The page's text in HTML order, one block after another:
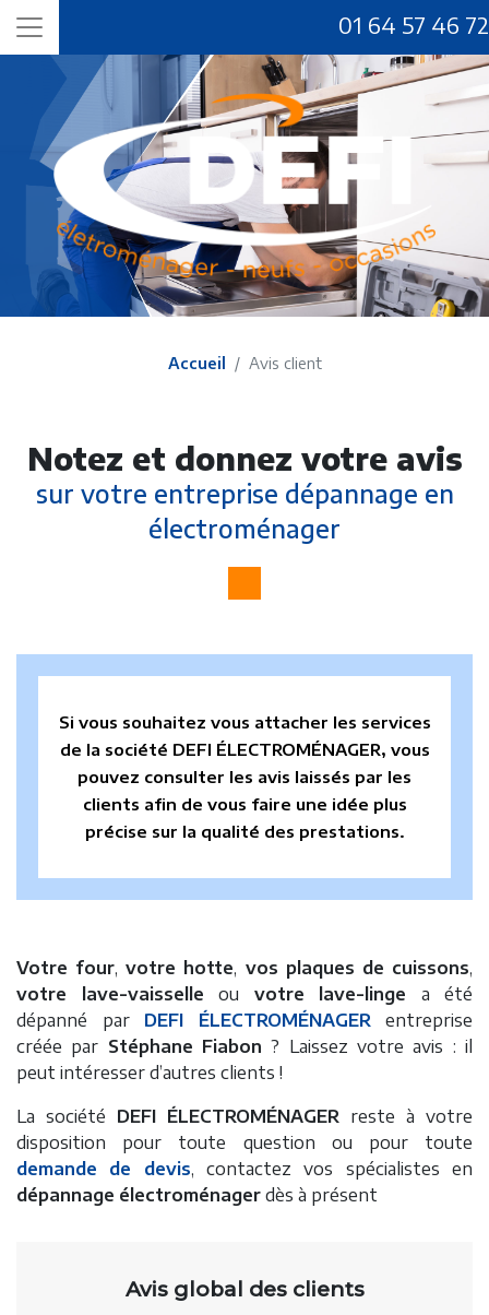
01 64 57 46 72
Accueil Avis client
Notez et donnez votre avis
sur votre entreprise dépannage en
électroménager
Si vous souhaitez vous attacher les services
de la société DEFI ÉLECTROMÉNAGER, vous
pouvez consulter les avis laissés par les
clients afin de vous faire une idée plus
précise sur la qualité des prestations.
Votre four,votre hotte, vos plaques de cuissons,
votre lave-vaisselle ou votre lave-linge a été
dépanné par DEFI ÉLECTROMÉNAGERentreprise
créée par Stéphane Fiabon ? Laissez votre avis : il
peut intéresser d’autres clients !
La société DEFI ÉLECTROMÉNAGER reste à votre
disposition pour toute question ou pour toute
demande de devis, contactez vos spécialistes en
dépannage électroménager dès à présent
Avis global des clients